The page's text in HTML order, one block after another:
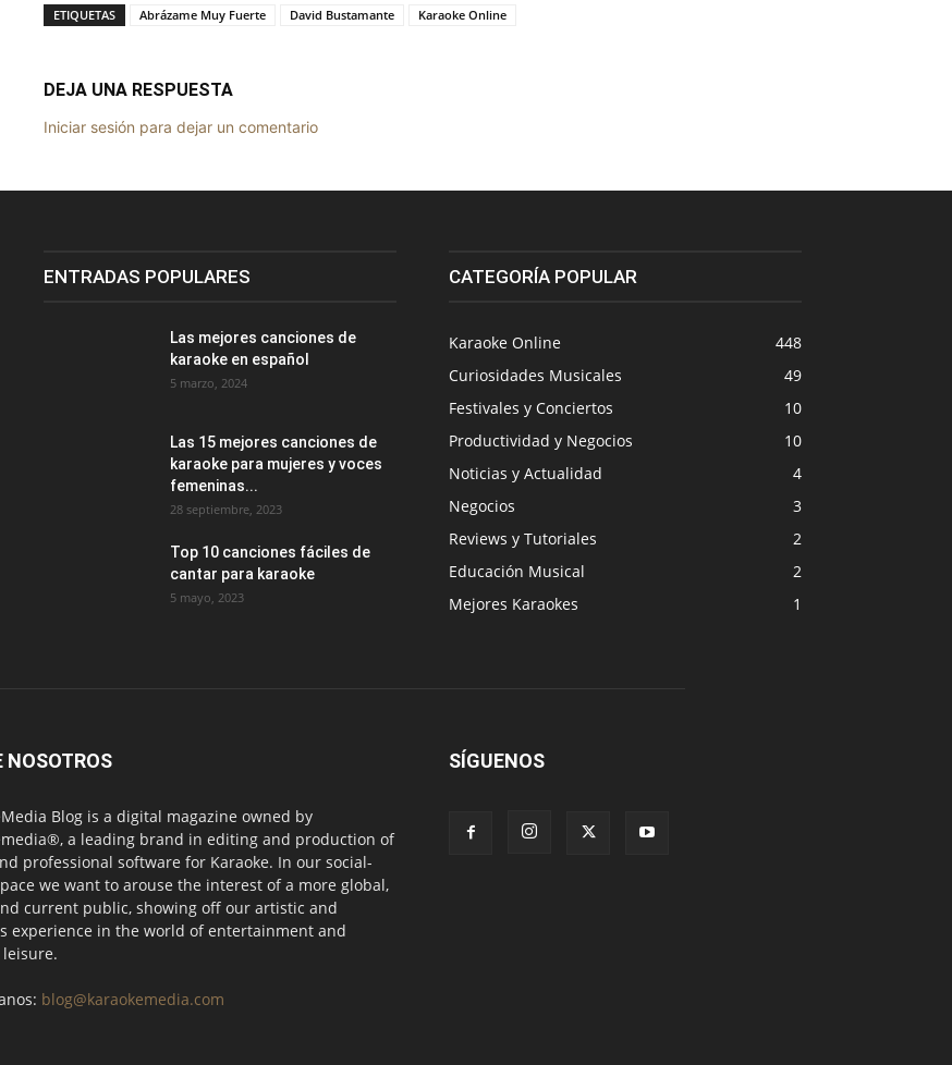
ETIQUETAS Abrázame Muy Fuerte David Bustamante Karaoke Online
DEJA UNA RESPUESTA
Iniciar sesión para dejar un comentario
ENTRADAS POPULARES
Las mejores canciones de
karaoke en español
5 marzo, 2024
Las 15 mejores canciones de
karaoke para mujeres y voces
femeninas...
28 septiembre, 2023
Top 10 canciones fáciles de
cantar para karaoke
5 mayo, 2023
CATEGORÍA POPULAR
Karaoke Online
448
Curiosidades Musicales
49
Festivales y Conciertos
10
Productividad y Negocios
10
Noticias y Actualidad
4
Negocios
3
Reviews y Tutoriales
2
Educación Musical
2
Mejores Karaokes
1
NOSOTROS
Blog is a digital magazine owned by
a leading brand in editing and production of
professional software for Karaoke. In our social-
we want to arouse the interest of a more global,
current public, showing off our artistic and
experience in the world of entertainment and
blog@karaokemedia.com
SÍGUENOS